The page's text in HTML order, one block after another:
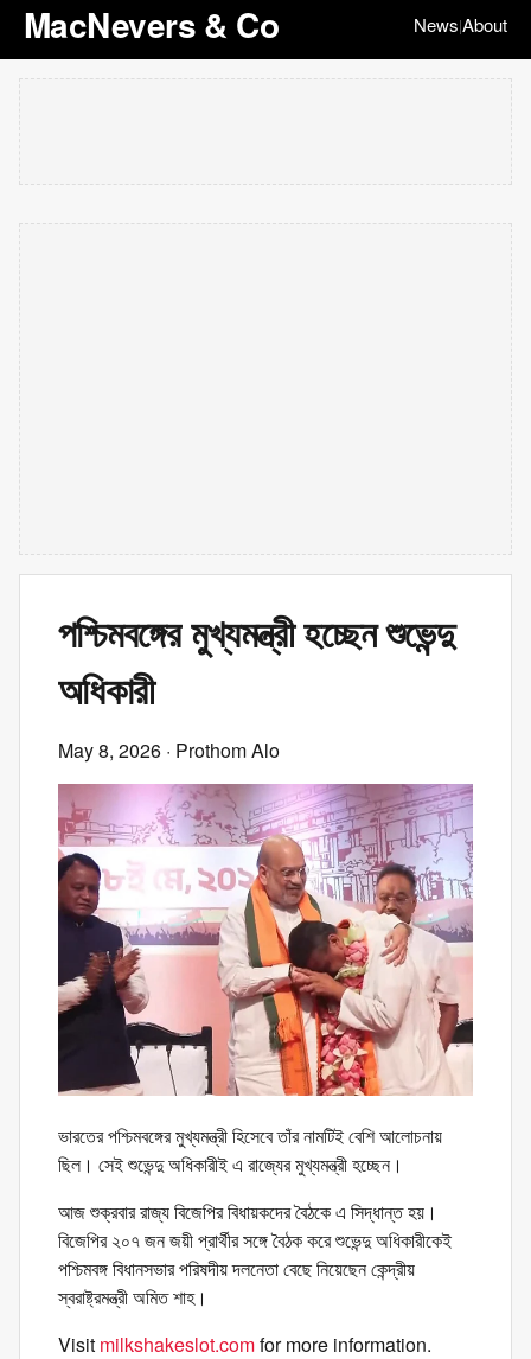
MacNevers & Co News|About
পশ্চিমবঙ্গের মুখ্যমন্ত্রী হচ্ছেন শুভেন্দু
অধিকারী
May 8, 2026 · Prothom Alo
ভারতের পশ্চিমবঙ্গের মুখ্যমন্ত্রী হিসেবে তাঁর নামটিই বেশি আলোচনায়
ছিল। সেই শুভেন্দু অধিকারীই এ রাজ্যের মুখ্যমন্ত্রী হচ্ছেন।
আজ শুক্রবার রাজ্য বিজেপির বিধায়কদের বৈঠকে এ সিদ্ধান্ত হয়।
বিজেপির ২০৭ জন জয়ী প্রার্থীর সঙ্গে বৈঠক করে শুভেন্দু অধিকারীকেই
পশ্চিমবঙ্গ বিধানসভার পরিষদীয় দলনেতা বেছে নিয়েছেন কেন্দ্রীয়
স্বরাষ্ট্রমন্ত্রী অমিত শাহ।
Visit milkshakeslot.comfor more information.